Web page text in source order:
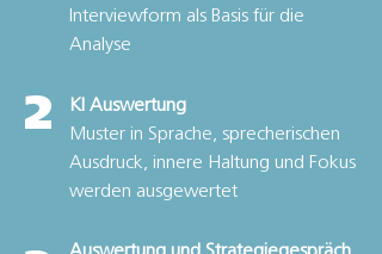
Interviewform als Basis für die
Analyse
2
KI Auswertung
Muster in Sprache, sprecherischen
Ausdruck, innere Haltung und Fokus
werden ausgewertet